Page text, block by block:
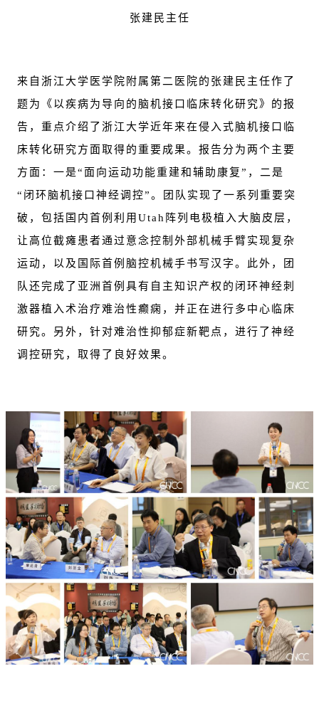
张建民主任
来自浙江大学医学院附属第二医院的张建民主任作了
题为《以疾病为导向的脑机接口临床转化研究》的报
告，重点介绍了浙江大学近年来在侵入式脑机接口临
床转化研究方面取得的重要成果。报告分为两个主要
方面：一是“面向运动功能重建和辅助康复”，二是
“闭环脑机接口神经调控”。团队实现了一系列重要突
破，包括国内首例利用Utah阵列电极植入大脑皮层，
让高位截瘫患者通过意念控制外部机械手臂实现复杂
运动，以及国际首例脑控机械手书写汉字。此外，团
队还完成了亚洲首例具有自主知识产权的闭环神经刺
激器植入术治疗难治性癫痫，并正在进行多中心临床
研究。另外，针对难治性抑郁症新靶点，进行了神经
调控研究，取得了良好效果。